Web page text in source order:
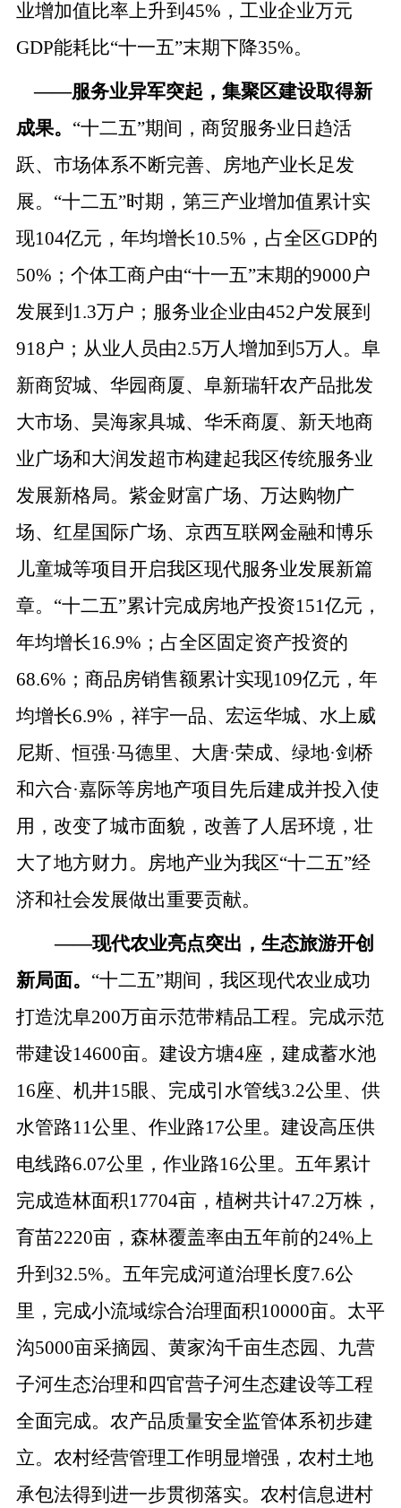
业增加值比率上升到45%，工业企业万元
GDP能耗比“十一五”末期下降35%。
——服务业异军突起，集聚区建设取得新
成果。 “十二五”期间，商贸服务业日趋活
跃、市场体系不断完善、房地产业长足发
展。“十二五”时期，第三产业增加值累计实
现104亿元，年均增长10.5%，占全区GDP的
50%；个体工商户由“十一五”末期的9000户
发展到1.3万户；服务业企业由452户发展到
918户；从业人员由2.5万人增加到5万人。阜
新商贸城、华园商厦、阜新瑞轩农产品批发
大市场、昊海家具城、华禾商厦、新天地商
业广场和大润发超市构建起我区传统服务业
发展新格局。紫金财富广场、万达购物广
场、红星国际广场、 京西互联网金融和博乐
儿童城等项目开启我区现代服务业发展新篇
章。 “十二五”累计完成房地产投资151亿元，
年均增长16.9%；占全区固定资产投资的
68.6%；商品房销售额累计实现109亿元，年
均增长6.9%，祥宇一品、宏运华城、水上威
尼斯、恒强·马德里、大唐·荣成、绿地·剑桥
和六合·嘉际等房地产项目先后建成并投入使
用，改变了城市面貌，改善了人居环境，壮
大了地方财力。房地产业为我区“十二五”经
济和社会发展做出重要贡献。
——现代农业亮点突出，生态旅游开创
新局面。 “十二五”期间，我区现代农业成功
打造沈阜200万亩示范带精品工程。完成示范
带建设14600亩。建设方塘4座，建成蓄水池
16座、机井15眼、完成引水管线3.2公里、供
水管路11公里、作业路17公里。建设高压供
电线路6.07公里，作业路16公里。五年累计
完成造林面积17704亩，植树共计47.2万株，
育苗2220亩，森林覆盖率由五年前的24%上
升到32.5%。五年完成河道治理长度7.6公
里，完成小流域综合治理面积10000亩。太平
沟5000亩采摘园、黄家沟千亩生态园、九营
子河生态治理和四官营子河生态建设等工程
全面完成。农产品质量安全监管体系初步建
立。农村经营管理工作明显增强，农村土地
承包法得到进一步贯彻落实。农村信息进村